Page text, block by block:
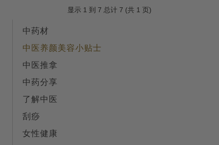
显示 1 到 7 总计 7 (共 1 页)
中药材
中医养颜美容小贴士
中医推拿
中药分享
了解中医
刮痧
女性健康